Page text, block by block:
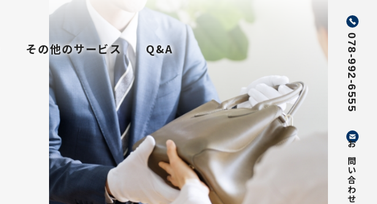
その他のサービス Q&A 078-992-6555
お問い合わせ